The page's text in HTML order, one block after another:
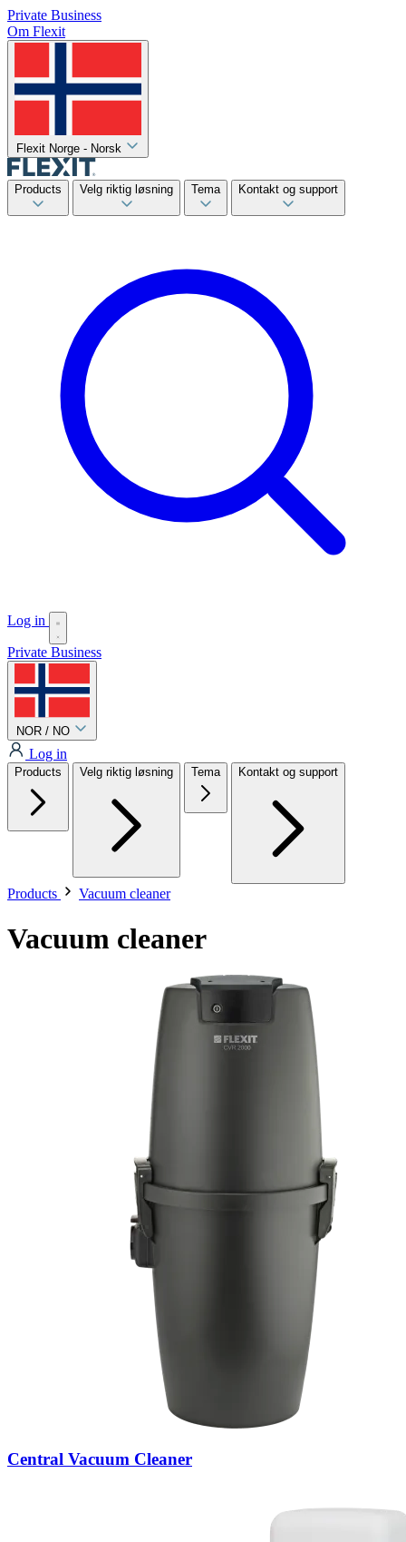
Private Business
Om Flexit
Flexit Norge - Norsk
Products Velg riktig løsning Tema Kontakt og support
Log in
Private Business
NOR / NO
Log in
Products Velg riktig løsning Tema Kontakt og support
Products Vacuum cleaner
Vacuum cleaner
Central Vacuum Cleaner